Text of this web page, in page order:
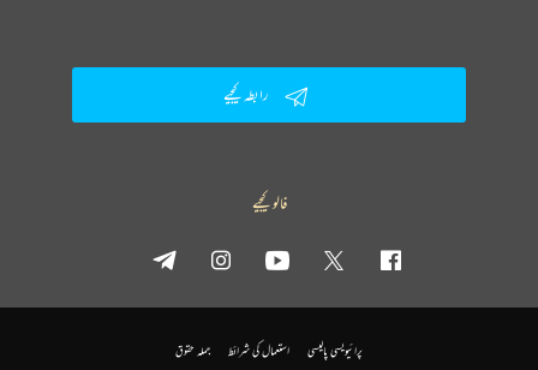
رابطہ کیجیے
فالو کیجیے
پرائیویسی پالیسی استعمال کی شرائط جملہ حقوق